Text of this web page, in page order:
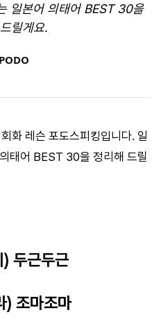
일본어 의태어 BEST 30을
릴게요.
PODO
화 레슨 포도스피킹입니다. 일
태어 BEST 30을 정리해 드릴
두근두근
조마조마